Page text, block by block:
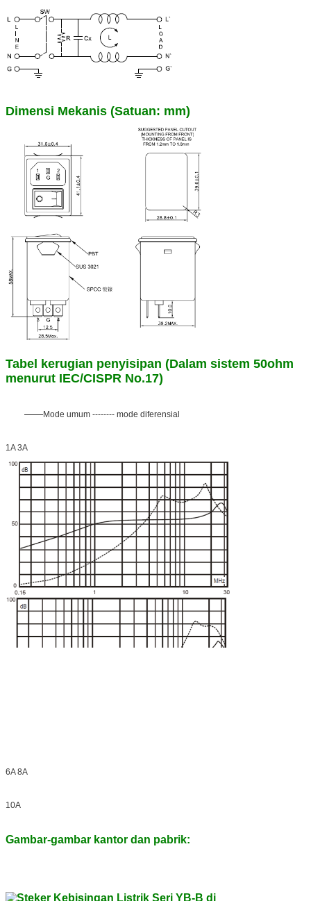
Dimensi Mekanis (Satuan: mm)
Tabel kerugian penyisipan (Dalam sistem 50ohm
menurut IEC/CISPR No.17)
Mode umum -------- mode diferensial
1A 3A
6A 8A